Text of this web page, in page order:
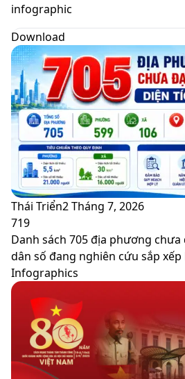
skin
infographic
Download
Thái Triển2 Tháng 7, 2026
719
Danh sách 705 địa phương
dân số đang nghiên cứu sắp xếp
Infographics